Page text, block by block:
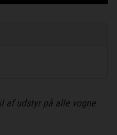
af udstyr på alle vogne